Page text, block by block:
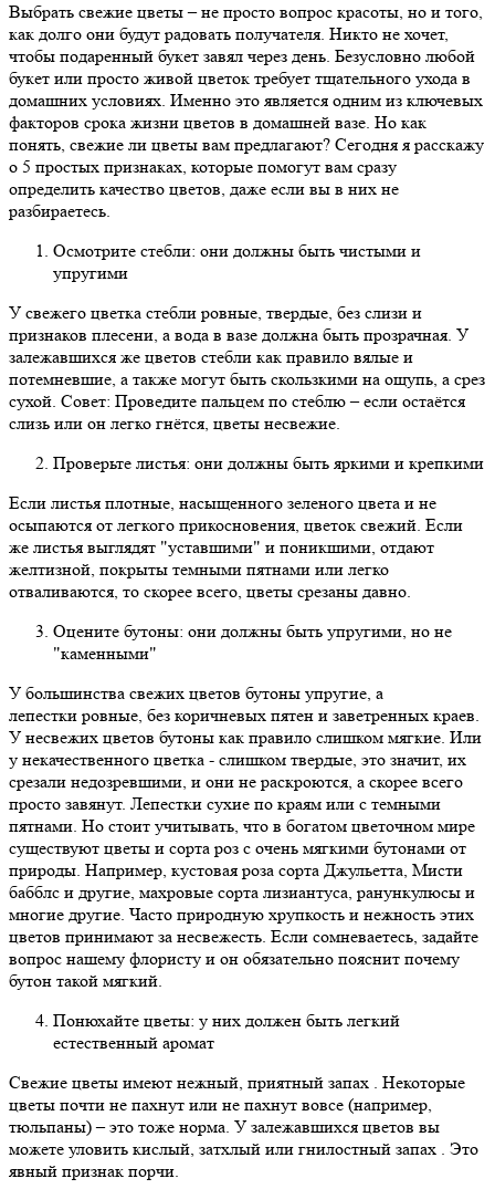
Выбрать свежие цветы – не просто вопрос красоты, но и того,
как долго они будут радовать получателя. Никто не хочет,
чтобы подаренный букет завял через день. Безусловно любой
букет или просто живой цветок требует тщательного ухода в
домашних условиях. Именно это является одним из ключевых
факторов срока жизни цветов в домашней вазе. Но как
понять, свежие ли цветы вам предлагают? Сегодня я расскажу
о 5 простых признаках, которые помогут вам сразу
определить качество цветов, даже если вы в них не
разбираетесь.
Осмотрите стебли: они должны быть чистыми и
упругими
У свежего цветка стебли ровные, твердые, без слизи и
признаков плесени, а вода в вазе должна быть прозрачная. У
залежавшихся же цветов стебли как правило вялые и
потемневшие, а также могут быть скользкими на ощупь, а срез
сухой. Совет: Проведите пальцем по стеблю – если остаётся
слизь или он легко гнётся, цветы несвежие.
Проверьте листья: они должны быть яркими и крепкими
Если листья плотные, насыщенного зеленого цвета и не
осыпаются от легкого прикосновения, цветок свежий. Если
же листья выглядят "уставшими" и поникшими, отдают
желтизной, покрыты темными пятнами или легко
отваливаются, то скорее всего, цветы срезаны давно.
Оцените бутоны: они должны быть упругими, но не
"каменными"
У большинства свежих цветов бутоны упругие, а
лепестки ровные, без коричневых пятен и заветренных краев.
У несвежих цветов бутоны как правило слишком мягкие. Или
у некачественного цветка - слишком твердые, это значит, их
срезали недозревшими, и они не раскроются, а скорее всего
просто завянут. Лепестки сухие по краям или с темными
пятнами. Но стоит учитывать, что в богатом цветочном мире
существуют цветы и сорта роз с очень мягкими бутонами от
природы. Например, кустовая роза сорта Джульетта, Мисти
бабблс и другие, махровые сорта лизиантуса, ранункулюсы и
многие другие. Часто природную хрупкость и нежность этих
цветов принимают за несвежесть. Если сомневаетесь, задайте
вопрос нашему флористу и он обязательно пояснит почему
бутон такой мягкий.
Понюхайте цветы: у них должен быть легкий
естественный аромат
Свежие цветы имеют нежный, приятный запах . Некоторые
цветы почти не пахнут или не пахнут вовсе (например,
тюльпаны) – это тоже норма. У залежавшихся цветов вы
можете уловить кислый, затхлый или гнилостный запах . Это
явный признак порчи.